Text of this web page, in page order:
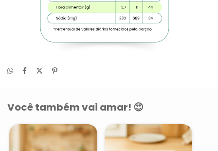
Você também vai amar! 😍